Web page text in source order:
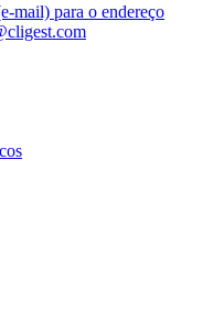
mail) para o endereço